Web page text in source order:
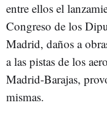
entre ellos el
Congreso de los
Madrid, daños a
a las pistas de los
Madrid-Barajas,
mismas.